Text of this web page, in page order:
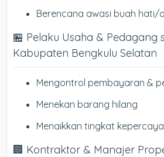
Berencana awasi buah hati/
🏪 Pelaku Usaha & Pedagang
Kabupaten Bengkulu Selatan
Mengontrol pembayaran &
Menekan barang hilang
Menaikkan tingkat
🏢 Kontraktor & Manajer